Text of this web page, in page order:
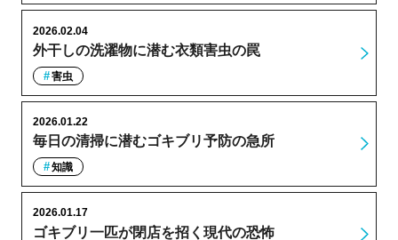
外干しの洗濯物に潜む衣類害虫の罠
2026.02.04
害虫
毎日の清掃に潜むゴキブリ予防の急所
2026.01.22
知識
ゴキブリ一匹が閉店を招く現代の恐怖
2026.01.17